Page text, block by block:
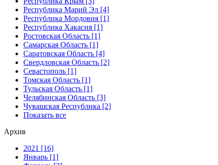
Республика Марий Эл [4]
Республика Мордовия [1]
Республика Хакасия [1]
Ростовская Область [1]
Самарская Область [1]
Саратовская Область [4]
Свердловская Область [2]
Севастополь [1]
Томская Область [1]
Тульская Область [1]
Челябинская Область [3]
Чувашская Республика [2]
Показать все
Архив
2021 [16]
Январь [1]